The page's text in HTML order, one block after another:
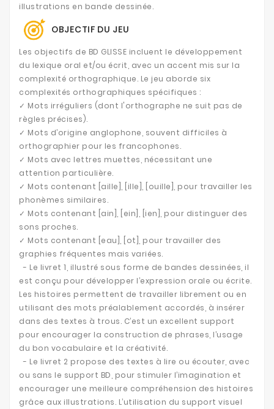
illustrations en bande dessinée.
OBJECTIF DU JEU
Les objectifs de BD GLISSE incluent le développement
du lexique oral et/ou écrit, avec un accent mis sur la
complexité orthographique. Le jeu aborde six
complexités orthographiques spécifiques :
✓ Mots irréguliers (dont l'orthographe ne suit pas de
règles précises).
✓ Mots d’origine anglophone, souvent difficiles à
orthographier pour les francophones.
✓ Mots avec lettres muettes, nécessitant une
attention particulière.
✓ Mots contenant [aille], [ille], [ouille], pour travailler les
phonèmes similaires.
✓ Mots contenant [ain], [ein], [ien], pour distinguer des
sons proches.
✓ Mots contenant [eau], [ot], pour travailler des
graphies fréquentes mais variées.
- Le livret 1, illustré sous forme de bandes dessinées, il
est conçu pour développer l’expression orale ou écrite.
Les histoires permettent de travailler librement ou en
utilisant des mots préalablement accordés, à insérer
dans des textes à trous. C’est un excellent support
pour encourager la construction de phrases, l’usage
du bon vocabulaire et la créativité.
- Le livret 2 propose des textes à lire ou écouter, avec
ou sans le support BD, pour stimuler l’imagination et
encourager une meilleure compréhension des histoires
grâce aux illustrations. L’utilisation du support visuel